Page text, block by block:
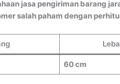
jasa pengiriman barang
salah paham dengan
60 cm